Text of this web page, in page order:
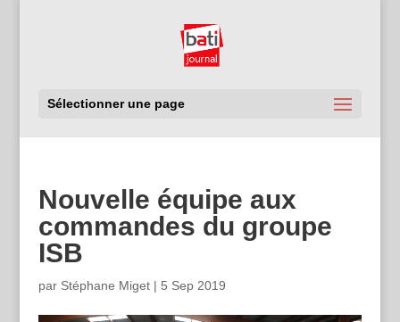
Sélectionner une page
Nouvelle équipe aux
commandes du groupe
ISB
par Stéphane Miget| 5 Sep 2019